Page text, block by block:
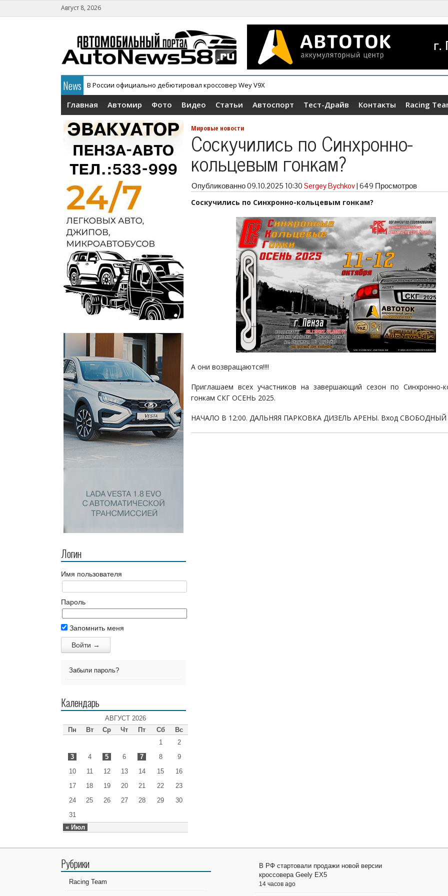
Август 8, 2026
News В России официально дебютировал кроссовер Wey V9X
Главная Автомир Фото Видео Статьи Автоспорт Тест-Драйв Контакты Racing
Логин
Имя пользователя
Пароль
Запомнить меня
Забыли пароль?
Календарь
АВГУСТ 2026
Пн
Вт Ср Чт Пт Сб Вс
« Июл
1
2
3
4 5 6 7 8
9
10
11 12 13 14 15
16
17
18 19 20 21 22
23
24
25 26 27 28 29
30
31
Мировые новости
Соскучились по Синхронно-
кольцевым гонкам?
Опубликованно09.10.2025 10:30 Sergey Bychkov| 649 Просмотров
Соскучились по Синхронно-кольцевым гонкам?
А они возвращаются!!!!
Приглашаем всех участников на завершающий сезон по Синхронно-
гонкам СКГ ОСЕНЬ 2025.
НАЧАЛО В 12:00. ДАЛЬНЯЯ ПАРКОВКА ДИЗЕЛЬ АРЕНЫ. Вход СВОБОДНЫЙ
Рубрики
Racing Team
В РФ стартовали продажи новой версии
кроссовера Geely EX5
14 часов ago